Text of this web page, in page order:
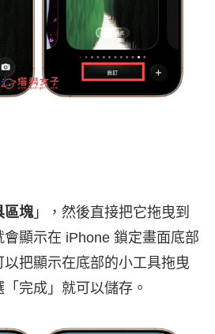
區塊」，然後直接把它拖曳到
會顯示在 iPhone 鎖定畫面底部
以把顯示在底部的小工具拖曳
完成」就可以儲存。